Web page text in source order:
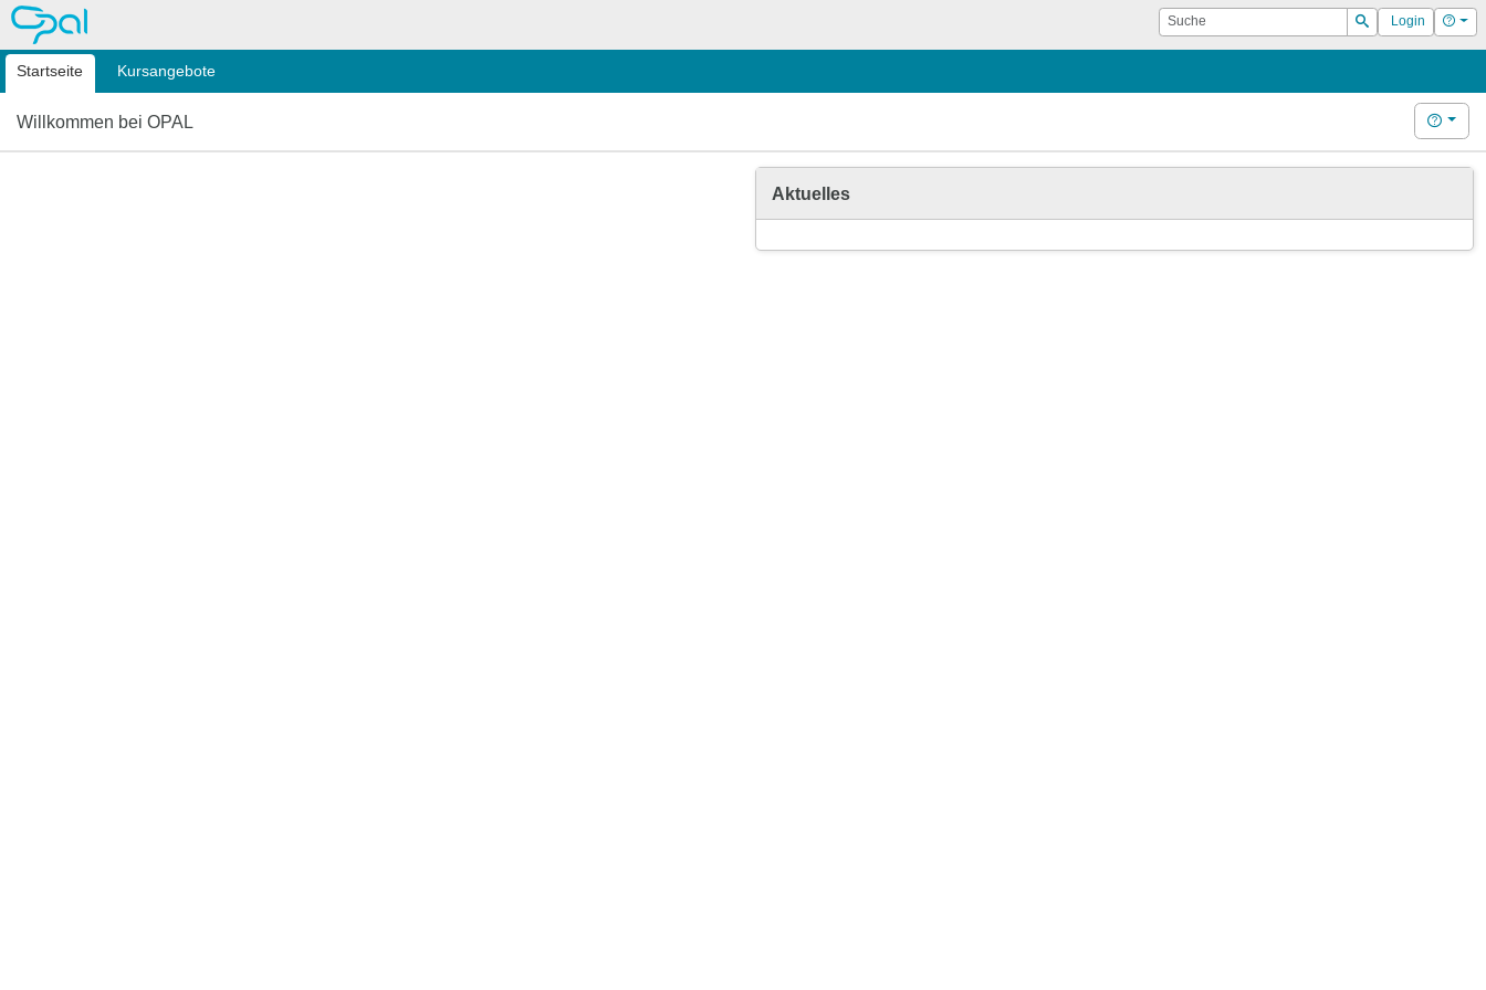
OPAL Suche
Suchen
Login Hilfe
Startseite Kursangebote
Willkommen bei OPAL Hilfe
Aktuelles